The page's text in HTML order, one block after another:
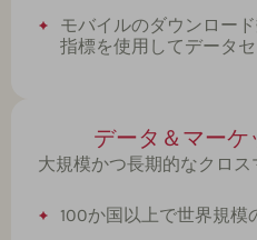
モバイルのダウンロー
指標を使用してデータ
データ＆マーケ
大規模かつ長期的なクロ
100か国以上で世界規